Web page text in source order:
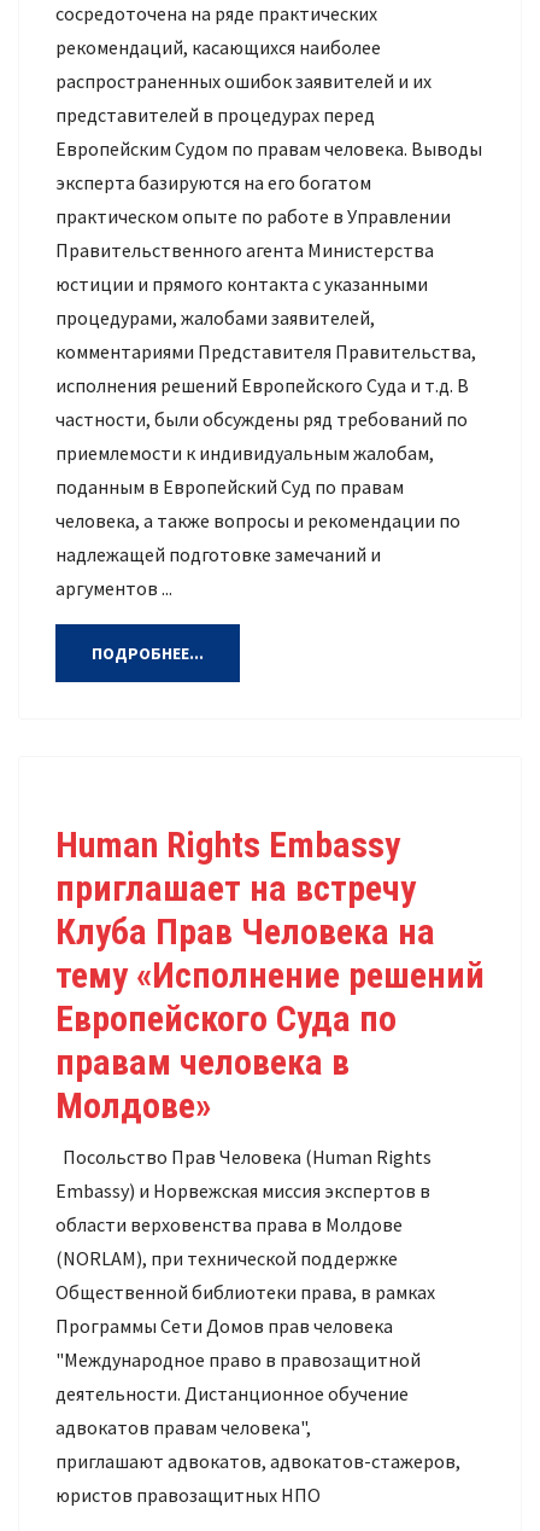
сосредоточена на ряде практических
рекомендаций, касающихся наиболее
распространенных ошибок заявителей и их
представителей в процедурах перед
Европейским Судом по правам человека. Выводы
эксперта базируются на его богатом
практическом опыте по работе в Управлении
Правительственного агента Министерства
юстиции и прямого контакта с указанными
процедурами, жалобами заявителей,
комментариями Представителя Правительства,
исполнения решений Европейского Суда и т.д. В
частности, были обсуждены ряд требований по
приемлемости к индивидуальным жалобам,
поданным в Европейский Суд по правам
человека, а также вопросы и рекомендации по
надлежащей подготовке замечаний и
аргументов ...
ПОДРОБНЕЕ...
Human Rights Embassy
приглашает на встречу
Клуба Прав Человека на
тему «Исполнение решений
Европейского Суда по
правам человека в
Молдове»
Посольство Прав Человека (Human Rights
Embassy) и Норвежская миссия экспертов в
области верховенства права в Молдове
(NORLAM), при технической поддержке
Общественной библиотеки права, в рамках
Программы Сети Домов прав человека
"Международное право в правозащитной
деятельности. Дистанционное обучение
адвокатов правам человека",
приглашают адвокатов, адвокатов-стажеров,
юристов правозащитных НПО